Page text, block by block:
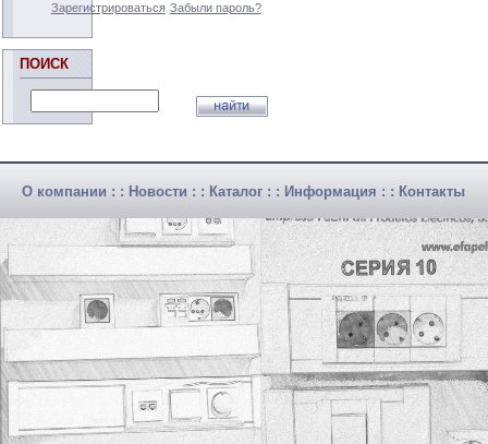
Зарегистрироваться Забыли пароль?
ПОИСК
О компании : : Новости : : Каталог : : Информация : : Контакты